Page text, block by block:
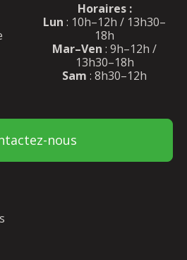
Horaires :
Lun : 10h–12h / 13h30–
18h
Mar–Ven : 9h–12h /
13h30–18h
Sam : 8h30–12h
nous